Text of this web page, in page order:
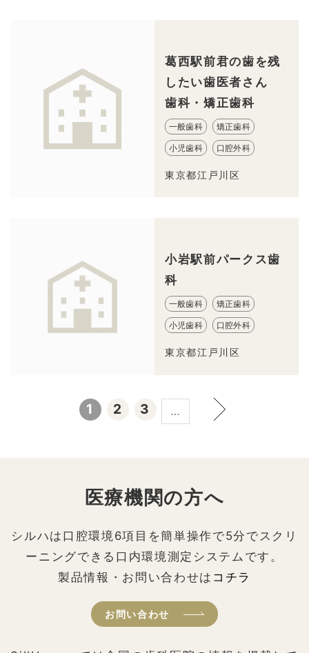
葛西駅前君の歯を残
したい歯医者さん
歯科・矯正歯科
一般歯科 矯正歯科
小児歯科 口腔外科
東京都江戸川区
小岩駅前パークス歯
科
一般歯科 矯正歯科
小児歯科 口腔外科
東京都江戸川区
1 2 3 …
医療機関の方へ
シルハは口腔環境6項目を簡単操作で5分でスクリ
ーニングできる口内環境測定システムです。
製品情報・お問い合わせは コチラ
お問い合わせ